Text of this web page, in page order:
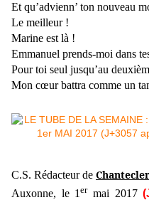
Et qu’advienn’ ton nouveau
Le meilleur !
Marine est là !
Emmanuel prends-moi dans
Pour toi seul jusqu’au
Mon cœur battra comme un
C.S. Rédacteur de Chantecler
Auxonne, le 1ermai 2017